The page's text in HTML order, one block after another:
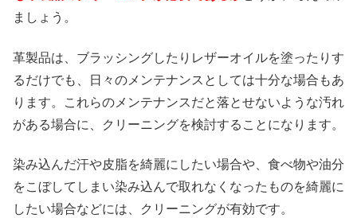
ましょう。
革製品は、ブラッシングしたりレザーオイルを塗ったりす
るだけでも、日々のメンテナンスとしては十分な場合もあ
ります。これらのメンテナンスだと落とせないような汚れ
がある場合に、クリーニングを検討することになります。
染み込んだ汗や皮脂を綺麗にしたい場合や、食べ物や油分
をこぼしてしまい染み込んで取れなくなったものを綺麗に
したい場合などには、クリーニングが有効です。